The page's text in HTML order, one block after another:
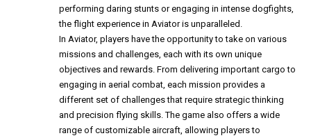
performing daring stunts or engaging in intense dogfights,
the flight experience in Aviator is unparalleled.
In Aviator, players have the opportunity to take on various
missions and challenges, each with its own unique
objectives and rewards. From delivering important cargo to
engaging in aerial combat, each mission provides a
different set of challenges that require strategic thinking
and precision flying skills. The game also offers a wide
range of customizable aircraft, allowing players to